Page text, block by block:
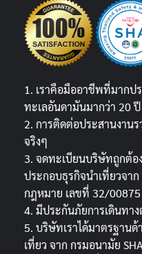
1. เราคือมืออาชีพที่มากป
ทะเลอันดามันมากว่า 20 ปี
2. การติดต่อประสานงานร
จริงๆ
3. จดทะเบียนบริษัทถูกต้
ประกอบธุรกิจนำเที่ยวจา
กฎหมาย เลขที่ 32/00875
4. มีประกันภัยการเดินทา
5. บริษัทเราได้มาตรฐาน
เที่ยว จาก กรมอนามัย